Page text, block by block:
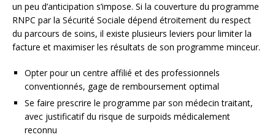
un peu d’anticipation s’impose. Si la couverture du programme
RNPC par la Sécurité Sociale dépend étroitement du respect
du parcours de soins, il existe plusieurs leviers pour limiter la
facture et maximiser les résultats de son programme minceur.
Opter pour un centre affilié et des professionnels
conventionnés, gage de remboursement optimal
Se faire prescrire le programme par son médecin traitant,
avec justificatif du risque de surpoids médicalement
reconnu